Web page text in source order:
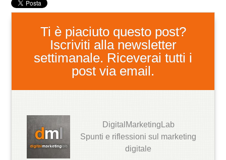
Ti è piaciuto questo post?
Iscriviti alla newsletter
settimanale. Riceverai tutti i
post via email.
DigitalMarketingLab
Spunti e riflessioni sul marketing
digitale